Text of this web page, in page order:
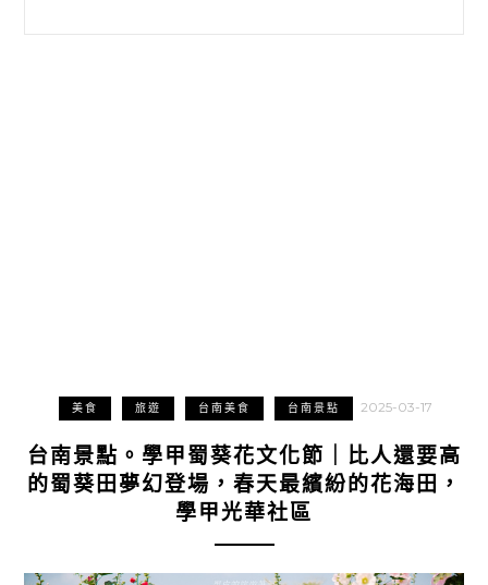
美食 旅遊 台南美食 台南景點 2025-03-17
台南景點。學甲蜀葵花文化節｜比人還要高
的蜀葵田夢幻登場，春天最繽紛的花海田，
學甲光華社區